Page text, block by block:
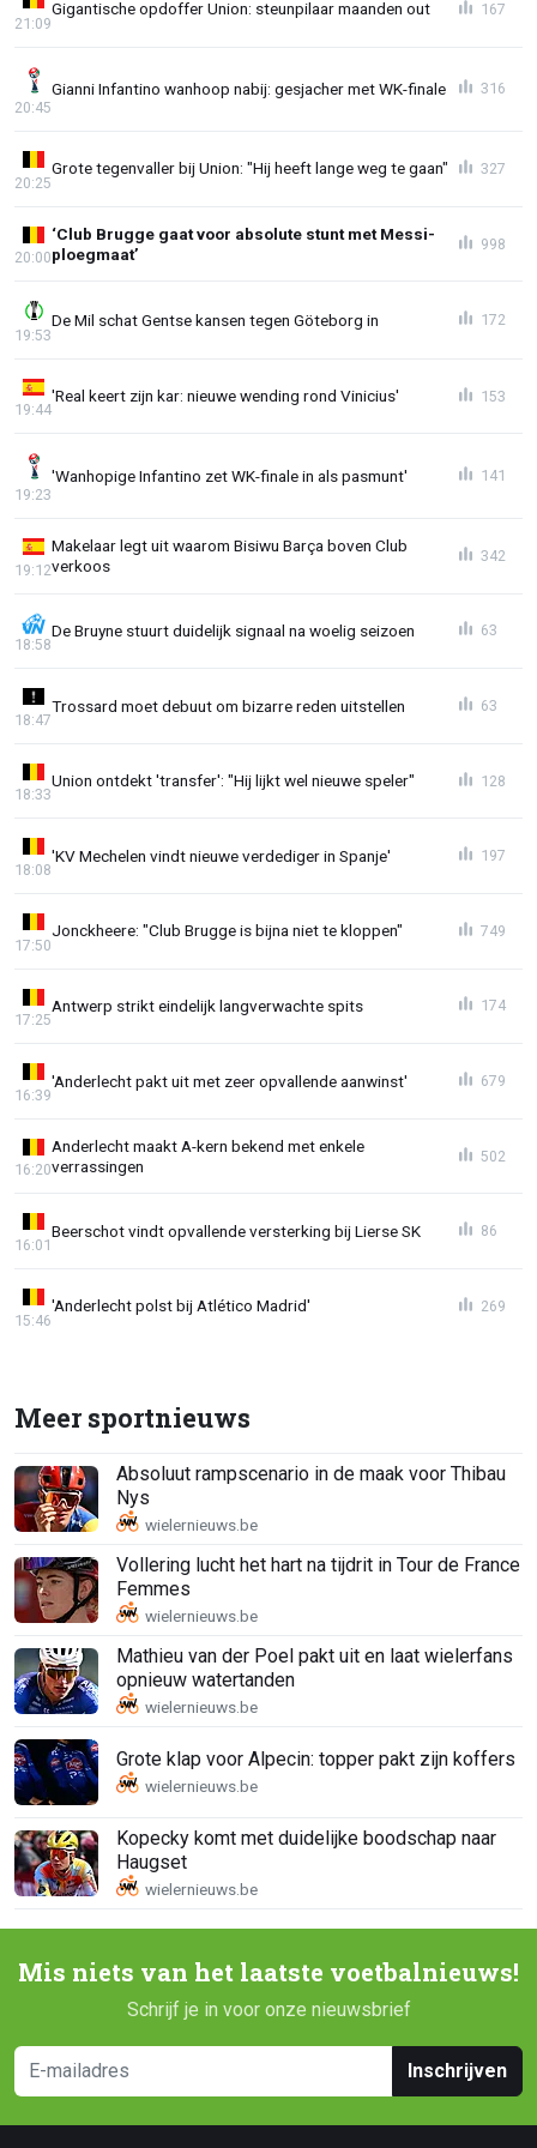
Gigantische opdoffer Union: steunpilaar maanden out
21:09
167
Gianni Infantino wanhoop nabij: gesjacher met WK-finale
20:45
316
Grote tegenvaller bij Union: "Hij heeft lange weg te gaan"
20:25
327
‘Club Brugge gaat voor absolute stunt met Messi-
ploegmaat’
20:00
998
De Mil schat Gentse kansen tegen Göteborg in
19:53
172
'Real keert zijn kar: nieuwe wending rond Vinicius'
19:44
153
'Wanhopige Infantino zet WK-finale in als pasmunt'
19:23
141
Makelaar legt uit waarom Bisiwu Barça boven Club
verkoos
19:12
342
De Bruyne stuurt duidelijk signaal na woelig seizoen
18:58
63
Trossard moet debuut om bizarre reden uitstellen
18:47
63
Union ontdekt 'transfer': "Hij lijkt wel nieuwe speler"
18:33
128
'KV Mechelen vindt nieuwe verdediger in Spanje'
18:08
197
Jonckheere: "Club Brugge is bijna niet te kloppen"
17:50
749
Antwerp strikt eindelijk langverwachte spits
17:25
174
'Anderlecht pakt uit met zeer opvallende aanwinst'
16:39
679
Anderlecht maakt A-kern bekend met enkele
verrassingen
16:20
502
Beerschot vindt opvallende versterking bij Lierse SK
16:01
86
'Anderlecht polst bij Atlético Madrid'
15:46
269
Meer sportnieuws
Absoluut rampscenario in de maak voor Thibau
Nys
Vollering lucht het hart na tijdrit in Tour de France
Femmes
Mathieu van der Poel pakt uit en laat wielerfans
opnieuw watertanden
Grote klap voor Alpecin: topper pakt zijn koffers
Kopecky komt met duidelijke boodschap naar
Haugset
Mis niets van het laatste voetbalnieuws!
Schrijf je in voor onze nieuwsbrief
Inschrijven